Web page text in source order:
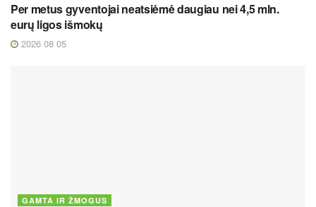
Per metus gyventojai neatsiėmė daugiau nei 4,5 mln.
eurų ligos išmokų
2026 08 05
GAMTA IR ŽMOGUS